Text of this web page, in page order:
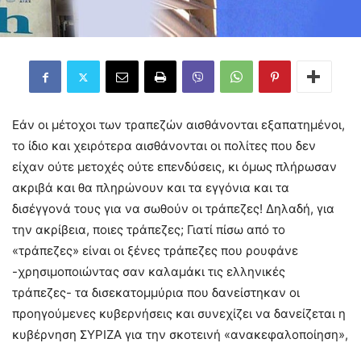
Εάν οι μέτοχοι των τραπεζών αισθάνονται εξαπατημένοι,
το ίδιο και χειρότερα αισθάνονται οι πολίτες που δεν
είχαν ούτε μετοχές ούτε επενδύσεις, κι όμως πλήρωσαν
ακριβά και θα πληρώνουν και τα εγγόνια και τα
δισέγγονά τους για να σωθούν οι τράπεζες! Δηλαδή, για
την ακρίβεια, ποιες τράπεζες; Γιατί πίσω από το
«τράπεζες» είναι οι ξένες τράπεζες που ρουφάνε
-χρησιμοποιώντας σαν καλαμάκι τις ελληνικές
τράπεζες- τα δισεκατομμύρια που δανείστηκαν οι
προηγούμενες κυβερνήσεις και συνεχίζει να δανείζεται η
κυβέρνηση ΣΥΡΙΖΑ για την σκοτεινή «ανακεφαλοποίηση»,